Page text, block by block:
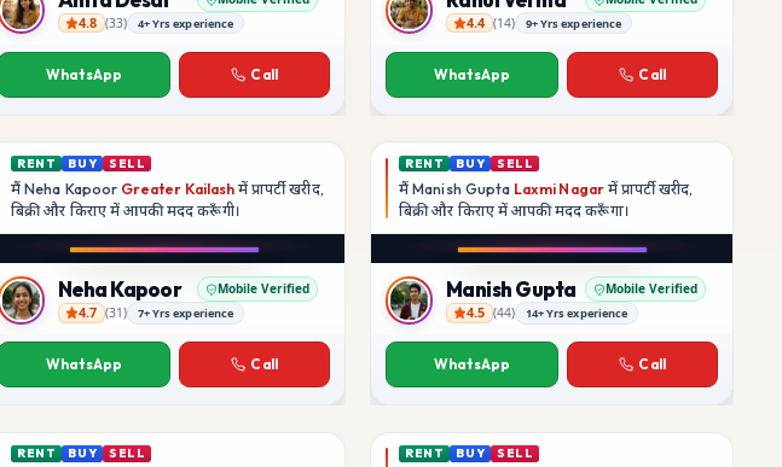
Anita Desai
4.8 (33) 4+ Yrs experience
WhatsApp Call
Rahul Verma
4.4 (14) 9+ Yrs experience
WhatsApp Call
RENT BUY SELL
मैंNeha Kapoor Greater Kailash में प्रापर्टी खरीद,
बिक्री और किराए में आपकी मददकरूँगी।
Neha Kapoor
Neha Kapoor Mobile Verified
4.7 (31) 7+ Yrs experience
WhatsApp Call
RENT BUY SELL
मैंManish Gupta Laxmi Nagarमें प्रापर्टी खरीद,
बिक्री और किराए में आपकी मददकरूँगा।
Manish Gupta
Manish Gupta Mobile Verified
4.5 (44) 14+ Yrs experience
WhatsApp Call
RENT BUY SELL RENT BUY SELL